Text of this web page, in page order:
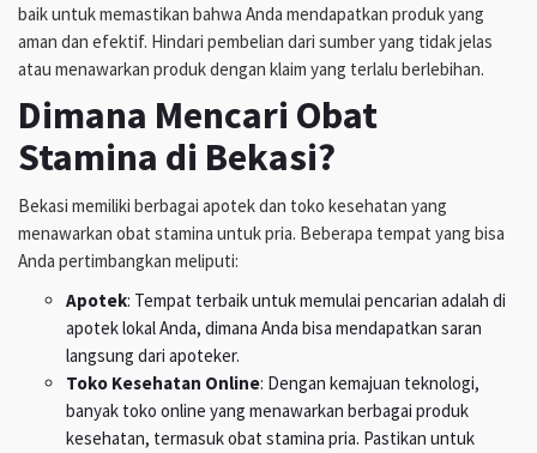
baik untuk memastikan bahwa Anda mendapatkan produk yang
aman dan efektif. Hindari pembelian dari sumber yang tidak jelas
atau menawarkan produk dengan klaim yang terlalu berlebihan.
Dimana Mencari Obat
Stamina di Bekasi?
Bekasi memiliki berbagai apotek dan toko kesehatan yang
menawarkan obat stamina untuk pria. Beberapa tempat yang bisa
Anda pertimbangkan meliputi:
Apotek: Tempat terbaik untuk memulai pencarian adalah di
apotek lokal Anda, dimana Anda bisa mendapatkan saran
langsung dari apoteker.
Toko Kesehatan Online: Dengan kemajuan teknologi,
banyak toko online yang menawarkan berbagai produk
kesehatan, termasuk obat stamina pria. Pastikan untuk